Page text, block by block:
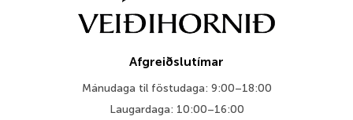
Afgreiðslutímar
Mánudaga til föstudaga: 9:00–18:00
Laugardaga: 10:00–16:00